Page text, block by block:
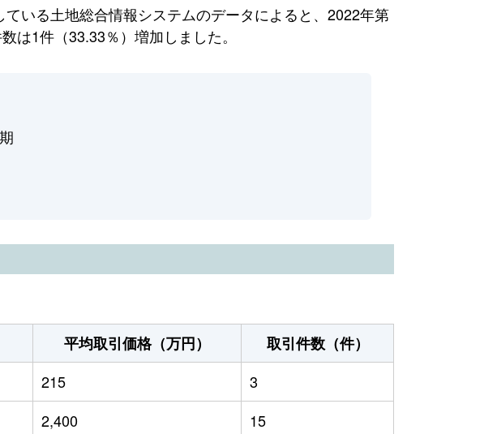
いる土地総合情報システムのデータによると、2022年第
は1件（33.33％）増加しました。
平均取引価格（万円）
取引件数（件）
215
3
2,400 15